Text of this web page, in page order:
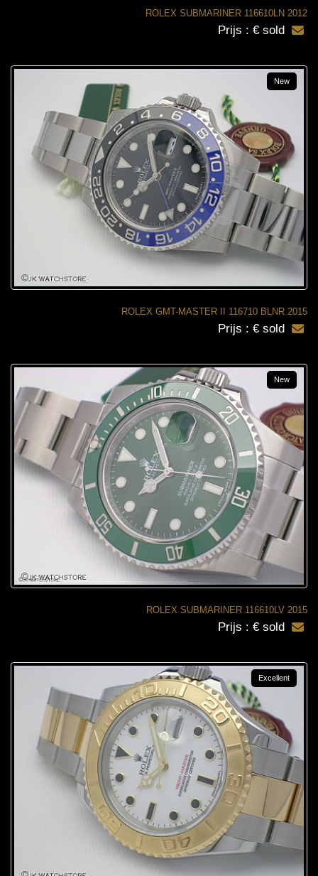
ROLEX SUBMARINER 116610LN 2012
Prijs : € sold
ROLEX GMT-MASTER II 116710 BLNR 2015
New
Prijs : € sold
ROLEX SUBMARINER 116610LV 2015
New
Prijs : € sold
Excellent